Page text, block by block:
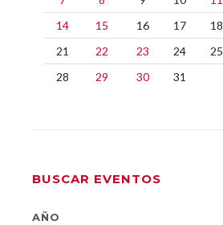
14
15 16 17 18
21
22 23 24 25
28
29 30 31
BUSCAR EVENTOS
AÑO